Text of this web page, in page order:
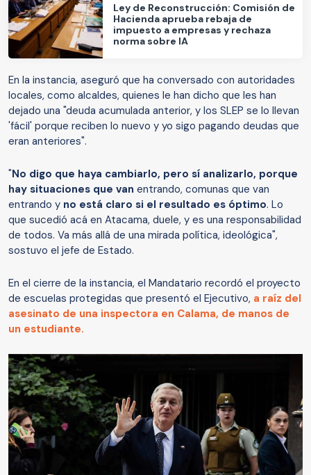
Ley de Reconstrucción: Comisión de
Hacienda aprueba rebaja de
impuesto a empresas y rechaza
norma sobre IA
En la instancia, aseguró que ha conversado con autoridades
locales, como alcaldes, quienes le han dicho que les han
dejado una "deuda acumulada anterior, y los SLEP se lo llevan
'fácil' porque reciben lo nuevo y yo sigo pagando deudas que
eran anteriores".
"No digo que haya cambiarlo, pero sí analizarlo, porque
hay situaciones que van entrando, comunas que van
entrando y no está claro si el resultado es óptimo. Lo
que sucedió acá en Atacama, duele, y es una responsabilidad
de todos. Va más allá de una mirada política, ideológica",
sostuvo el jefe de Estado.
En el cierre de la instancia, el Mandatario recordó el proyecto
de escuelas protegidas que presentó el Ejecutivo, a raíz del
asesinato de una inspectora en Calama, de manos de
un estudiante.